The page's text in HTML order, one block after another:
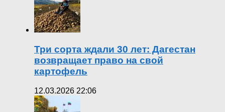
Три сорта ждали 30 лет: Дагестан
возвращает право на свой
картофель
12.03.2026 22:06